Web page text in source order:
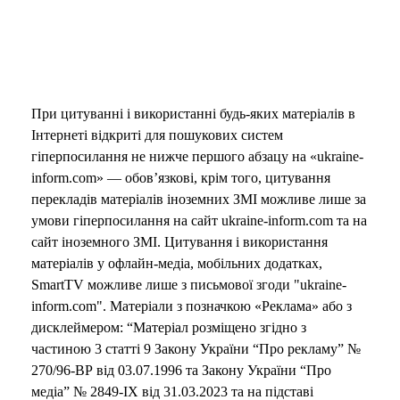
При цитуванні і використанні будь-яких матеріалів в
Інтернеті відкриті для пошукових систем
гіперпосилання не нижче першого абзацу на «ukraine-
inform.com» — обов’язкові, крім того, цитування
перекладів матеріалів іноземних ЗМІ можливе лише за
умови гіперпосилання на сайт ukraine-inform.com та на
сайт іноземного ЗМІ. Цитування і використання
матеріалів у офлайн-медіа, мобільних додатках,
SmartTV можливе лише з письмової згоди "ukraine-
inform.com". Матеріали з позначкою «Реклама» або з
дисклеймером: “Матеріал розміщено згідно з
частиною 3 статті 9 Закону України “Про рекламу” №
270/96-ВР від 03.07.1996 та Закону України “Про
медіа” № 2849-IX від 31.03.2023 та на підставі